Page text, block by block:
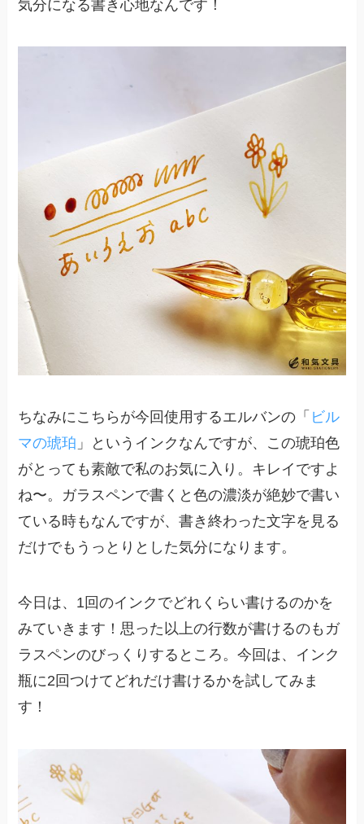
気分になる書き心地なんです！
ちなみにこちらが今回使用するエルバンの「 ビル
マの琥珀 」というインクなんですが、この琥珀色
がとっても素敵で私のお気に入り。キレイですよ
ね〜。ガラスペンで書くと色の濃淡が絶妙で書い
ている時もなんですが、書き終わった文字を見る
だけでもうっとりとした気分になります。
今日は、1回のインクでどれくらい書けるのかを
みていきます！思った以上の行数が書けるのもガ
ラスペンのびっくりするところ。今回は、インク
瓶に2回つけてどれだけ書けるかを試してみま
す！